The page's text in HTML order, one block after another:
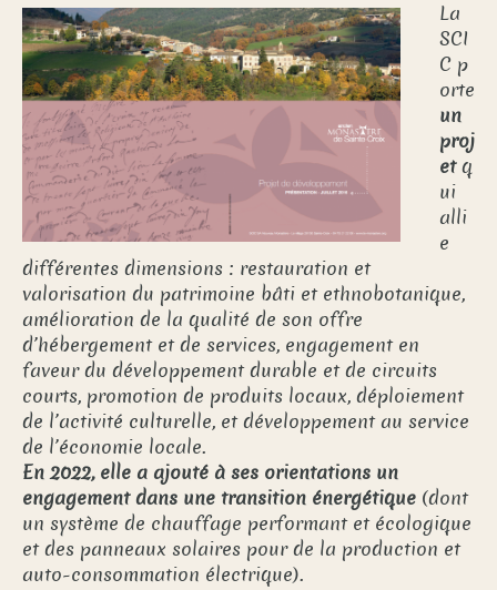
La
SCI
C p
orte
un
proj
etq
ui
alli
e
différentes dimensions : restauration et
valorisation du patrimoine bâti et ethnobotanique,
amélioration de la qualité de son offre
d’hébergement et de services, engagement en
faveur du développement durable et de circuits
courts, promotion de produits locaux, déploiement
de l’activité culturelle, et développement au service
de l’économie locale.
En 2022, elle a ajouté à ses orientations un
engagement dans une transition énergétique (dont
un système de chauffage performant et écologique
et des panneaux solaires pour de la production et
auto-consommation électrique).